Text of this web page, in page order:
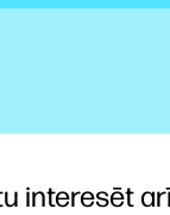
interesēt